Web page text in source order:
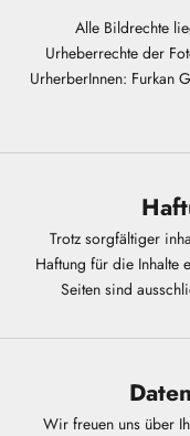
Alle Bildrechte
Urheberrechte der
UrherberInnen: Furkan
Trotz sorgfältiger
Haftung für die Inhalte
Seiten sind
Wir freuen uns über